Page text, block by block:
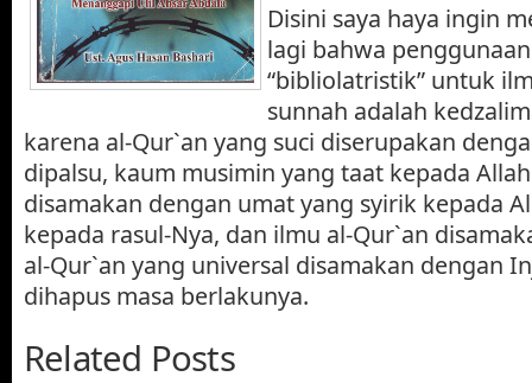
Disini saya haya ingin
lagi bahwa
“bibliolatristik” untuk
sunnah adalah
karena al-Qur`an yang suci diserupakan
dipalsu, kaum musimin yang taat kepada
disamakan dengan umat yang syirik kepada
kepada rasul-Nya, dan ilmu al-Qur`an
al-Qur`an yang universal disamakan dengan
dihapus masa berlakunya.
Related Posts